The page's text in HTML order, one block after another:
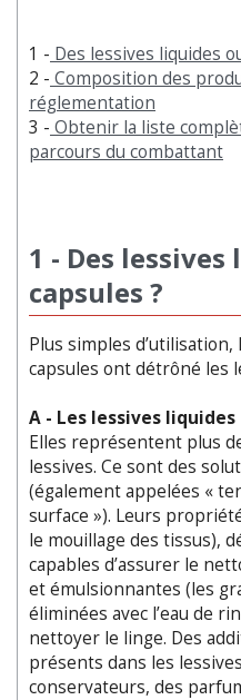
1 - Des lessives liquides
2 - Composition des
réglementation
3 - Obtenir la liste
parcours du combattant
1 - Des
capsules ?
Plus simples
capsules ont détrôné les
A - Les lessives liquides
Elles représentent plus
lessives. Ce sont des
(également appelées «
surface »). Leurs
le mouillage des tissus),
capables d’assurer le
et émulsionnantes (les
éliminées avec l’eau de
nettoyer le linge. Des
présents dans les
conservateurs, des